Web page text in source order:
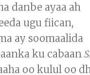
danbe ayaa ah
ugu fiican,
ay soomaalida
ku cabaan
oo kulul oo